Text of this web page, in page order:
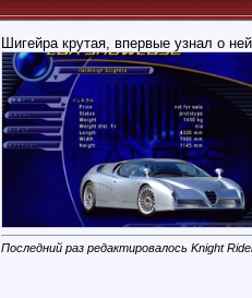
Шигейра крутая, впервые узнал о
Последний раз редактировалось Knight